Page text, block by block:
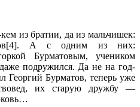
из братии, да из мальчишек:
А с одним из них:
Бурматовым, учеником
подружился. Да не на год-
Бурматов, теперь уже
их старую дружбу —